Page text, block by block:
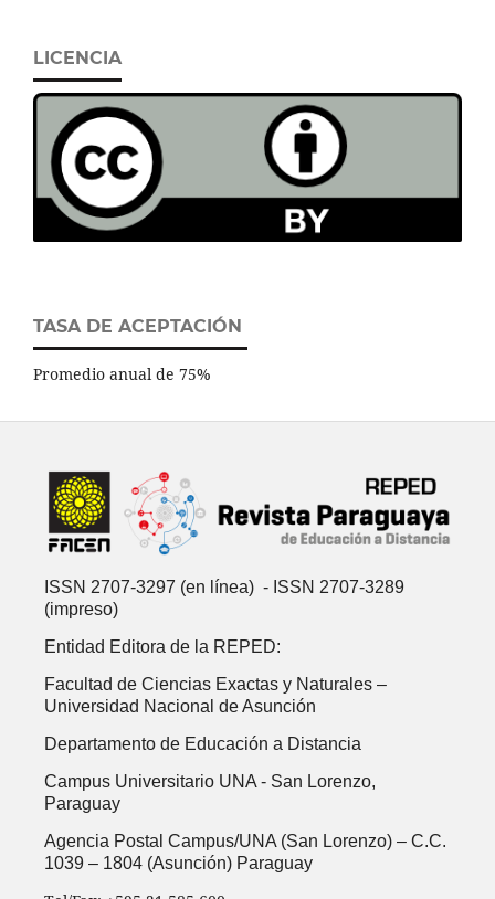
LICENCIA
TASA DE ACEPTACIÓN
Promedio anual de 75%
ISSN 2707-3297 (en línea) - ISSN 2707-3289
(impreso)
Entidad Editora de la REPED:
Facultad de Ciencias Exactas y Naturales –
Universidad Nacional de Asunción
Departamento de Educación a Distancia
Campus Universitario UNA - San Lorenzo,
Paraguay
Agencia Postal Campus/UNA (San Lorenzo) – C.C.
1039 – 1804 (Asunción) Paraguay